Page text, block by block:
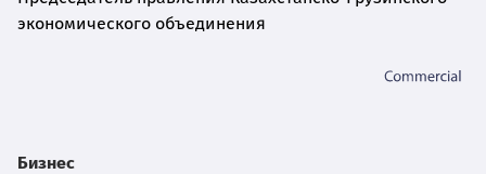
экономического объединения
Бизнес